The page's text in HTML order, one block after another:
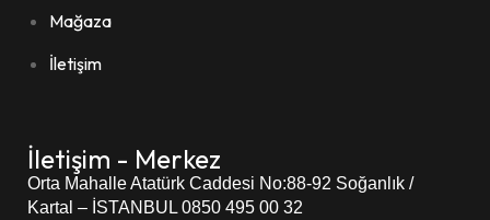
Mağaza
İletişim
İletişim - Merkez
Orta Mahalle Atatürk Caddesi No:88-92 Soğanlık /
Kartal – İSTANBUL 0850 495 00 32